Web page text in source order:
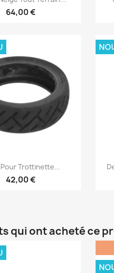
64,00 €
Aperçu rapide
Trottinette...
42,00 €
qui ont acheté ce